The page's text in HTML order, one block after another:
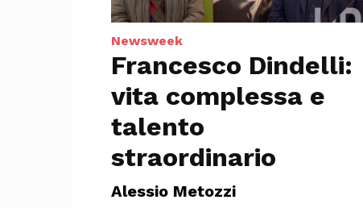
Newsweek
Francesco Dindelli:
vita complessa e
talento
straordinario
Alessio Metozzi